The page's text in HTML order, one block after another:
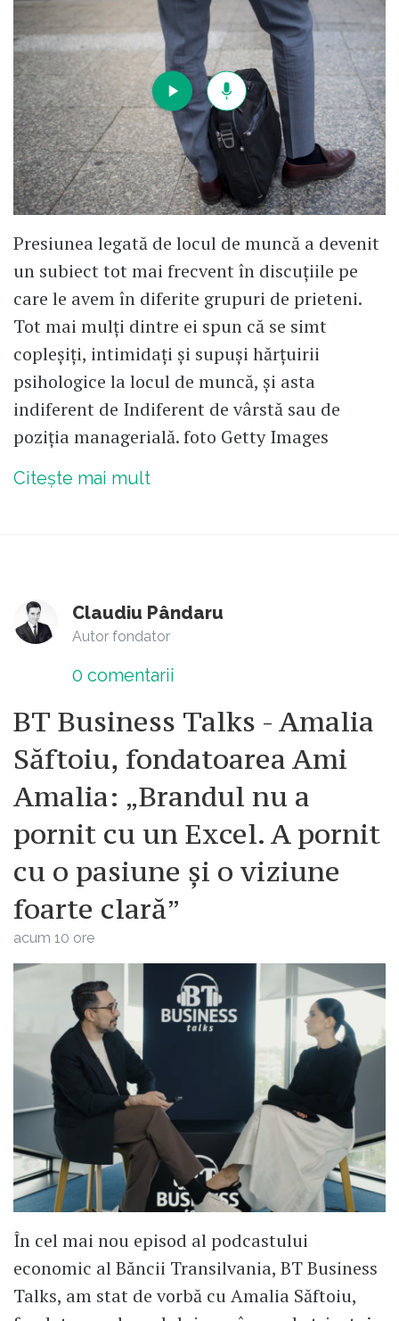
Presiunea legată de locul de muncă a devenit
un subiect tot mai frecvent în discuțiile pe
care le avem în diferite grupuri de prieteni.
Tot mai mulți dintre ei spun că se simt
copleșiți, intimidați și supuși hărțuirii
psihologice la locul de muncă, și asta
indiferent de Indiferent de vârstă sau de
poziția managerială. foto Getty Images
Citește mai mult
Claudiu Pândaru
Autor fondator
0 comentarii
BT Business Talks - Amalia
Săftoiu, fondatoarea Ami
Amalia: „Brandul nu a
pornit cu un Excel. A pornit
cu o pasiune și o viziune
foarte clară”
acum 10 ore
În cel mai nou episod al podcastului
economic al Băncii Transilvania, BT Business
Talks, am stat de vorbă cu Amalia Săftoiu,